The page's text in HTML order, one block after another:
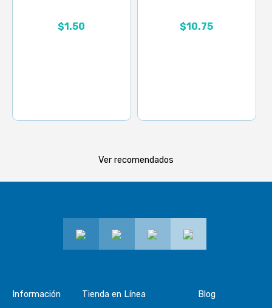
$1.50 $10.75
Ver recomendados
Información Tienda en Línea Blog